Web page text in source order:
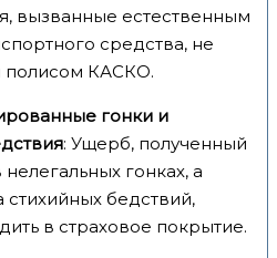
вызванные естественным
средства, не
полисом КАСКО.
гонки и
: Ущерб, полученный
гонках, а
стихийных бедствий,
в страховое покрытие.